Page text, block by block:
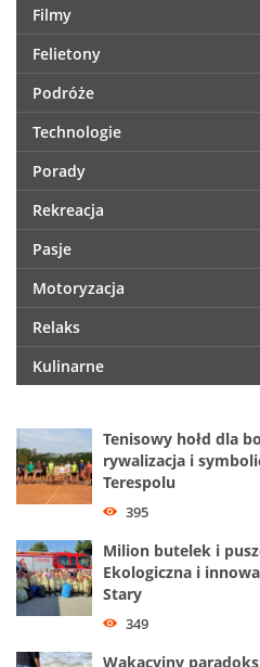
Filmy
Felietony
Podróże
Technologie
Porady
Rekreacja
Pasje
Motoryzacja
Relaks
Kulinarne
Tenisowy hołd dla
rywalizacja i
Terespolu
395
Milion butelek i
Ekologiczna i
Stary
349
Wakacyjny